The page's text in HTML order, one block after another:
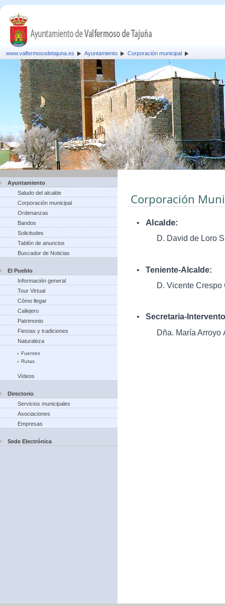
www.valfermosodetajuna.es Ayuntamiento Corporación municipal
Ayuntamiento
Saludo del alcalde
Corporación municipal
Ordenanzas
Bandos
Solicitudes
Tablón de anuncios
Buscador de Noticias
El Pueblo
Información general
Tour Virtual
Cómo llegar
Callejero
Patrimonio
Fiestas y tradiciones
Naturaleza
Fuentes
Rutas
Vídeos
Directorio
Servicios municipales
Asociaciones
Empresas
Sede Electrónica
Corporación
• Alcalde:
D. David de Loro
• Teniente-Alcalde:
D. Vicente Crespo
• Secretaria-
Dña. María Arroyo